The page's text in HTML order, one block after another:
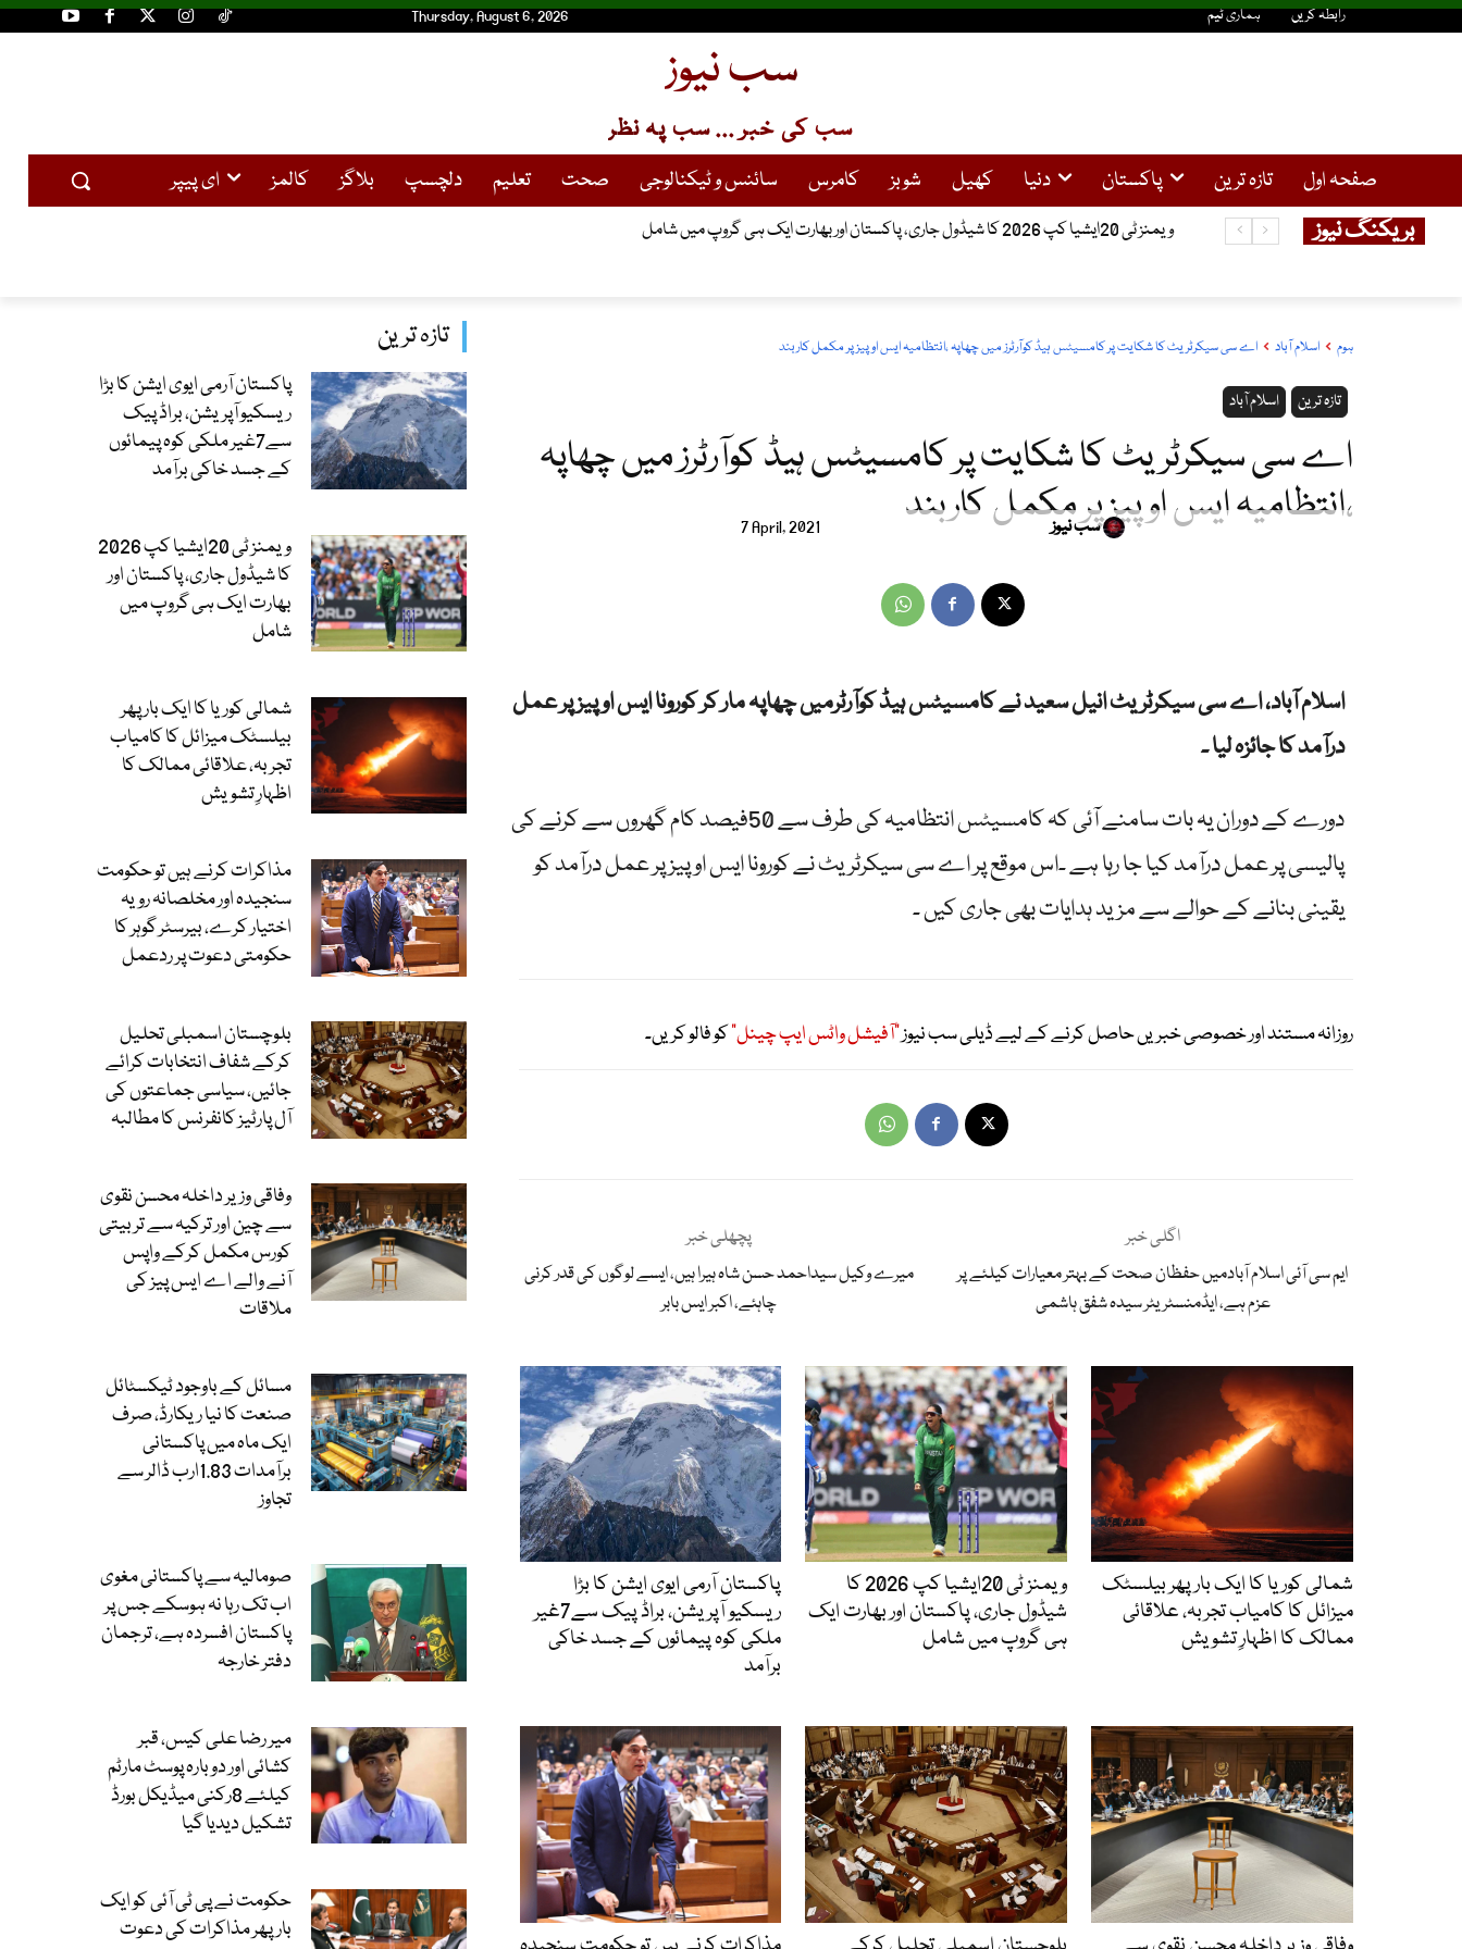
Thursday, August 6, 2026 رابطہ کریں ہماری ٹیم
سب نیوز
سب کی خبر ... سب پہ نظر
صفحہ اول تازہ ترین پاکستان دنیا کھیل شوبز کامرس سائنس و ٹیکنالوجی صحت تعلیم دلچسپ بلاگز کالمز ای پیپر
بریکنگ نیوز ویمنز ٹی 20ایشیا کپ 2026 کا شیڈول جاری، پاکستان اور بھارت ایک ہی گروپ میں شامل
تازہ ترین
پاکستان آرمی ایوی ایشن کا بڑا
ریسکیو آپریشن، براڈ پیک
سے7غیر ملکی کوہ پیمائوں
کے جسد خاکی برآمد
ویمنز ٹی 20ایشیا کپ 2026
کا شیڈول جاری، پاکستان اور
بھارت ایک ہی گروپ میں
شامل
شمالی کوریا کا ایک بار پھر
بیلسٹک میزائل کا کامیاب
تجربہ، علاقائی ممالک کا
اظہارِ تشویش
مذاکرات کرنے ہیں تو حکومت
سنجیدہ اور مخلصانہ رویہ
اختیار کرے، بیرسٹر گوہر کا
حکومتی دعوت پر ردعمل
بلوچستان اسمبلی تحلیل
کرکے شفاف انتخابات کرائے
جائیں، سیاسی جماعتوں کی
آل پارٹیز کانفرنس کا مطالبہ
وفاقی وزیر داخلہ محسن نقوی
سے چین اور ترکیہ سے تربیتی
کورس مکمل کرکے واپس
آنے والے اے ایس پیز کی
ملاقات
مسائل کے باوجود ٹیکسٹائل
صنعت کا نیا ریکارڈ، صرف
ایک ماہ میں پاکستانی
برآمدات 1.83ارب ڈالر سے
تجاوز
صومالیہ سے پاکستانی مغوی
اب تک رہا نہ ہوسکے جس پر
پاکستان افسردہ ہے، ترجمان
دفتر خارجہ
میر رضا علی کیس، قبر
کشائی اور دوبارہ پوسٹ مارٹم
کیلئے 8رکنی میڈیکل بورڈ
تشکیل دیدیا گیا
حکومت نے پی ٹی آئی کو ایک
بارپھر مذاکرات کی دعوت
ہوم اسلام آباد اے سی سیکرٹریٹ کا شکایت پر کامسیٹس ہیڈ کوآرٹرز میں چھاپہ ،انتظامیہ ایس او پیز پر مکمل کاربند
اسلام آباد تازہ ترین
اے سی سیکرٹریٹ کا شکایت پر کامسیٹس ہیڈ کوآرٹرز میں چھاپہ
،انتظامیہ ایس او پیز پر مکمل کاربند
7 April, 2021 سب نیوز
اسلام آباد، اے سی سیکرٹریٹ انیل سعید نے کامسیٹس ہیڈ کوآرٹرمیں چھاپہ مار کر کورونا ایس او پیز پر عمل
درآمد کا جائزہ لیا ۔
دورے کے دوران یہ بات سامنے آئی کہ کامسیٹس انتظامیہ کی طرف سے 50فیصد کام گھروں سے کرنے کی
پالیسی پر عمل درآمد کیا جا رہا ہے ۔اس موقع پر اے سی سیکرٹریٹ نے کورونا ایس او پیز پر عمل درآمد کو
یقینی بنانے کے حوالے سے مزید ہدایات بھی جاری کیں ۔
روزانہ مستند اور خصوصی خبریں حاصل کرنے کے لیے ڈیلی سب نیوز"آفیشل واٹس ایپ چینل"کو فالو کریں۔
پچھلی خبر
میرے وکیل سیداحمد حسن شاہ ہیرا ہیں، ایسے لوگوں کی قدر کرنی
چاہئے، اکبر ایس بابر
اگلی خبر
ایم سی آئی اسلام آبادمیں حفظان صحت کے بہتر معیارات کیلئے پر
عزم ہے، ایڈمنسٹریٹر سیدہ شفق ہاشمی
پاکستان آرمی ایوی ایشن کا بڑا
ریسکیو آپریشن، براڈ پیک سے7غیر
ملکی کوہ پیمائوں کے جسد خاکی
برآمد
ویمنز ٹی 20ایشیا کپ 2026 کا
شیڈول جاری، پاکستان اور بھارت ایک
ہی گروپ میں شامل
شمالی کوریا کا ایک بار پھر بیلسٹک
میزائل کا کامیاب تجربہ، علاقائی
ممالک کا اظہارِ تشویش